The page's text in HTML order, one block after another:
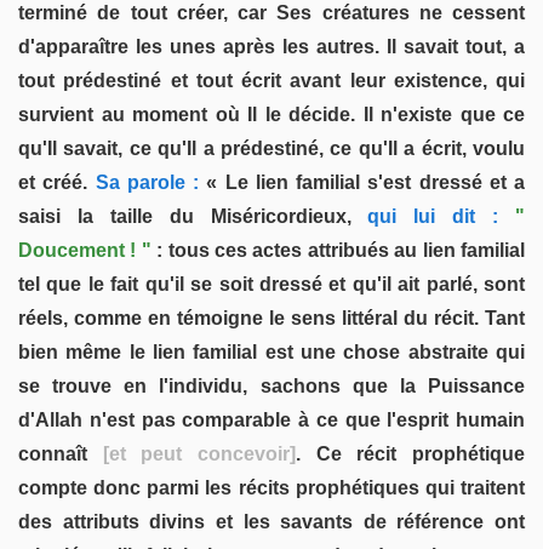
terminé de tout créer, car Ses créatures ne cessent
d'apparaître les unes après les autres. Il savait tout, a
tout prédestiné et tout écrit avant leur existence, qui
survient au moment où Il le décide. Il n'existe que ce
qu'Il savait, ce qu'Il a prédestiné, ce qu'Il a écrit, voulu
et créé. Sa parole : « Le lien familial s'est dressé et a
saisi la taille du Miséricordieux,qui lui dit :
"
Doucement ! " : tous ces actes attribués au lien familial
tel que le fait qu'il se soit dressé et qu'il ait parlé, sont
réels, comme en témoigne le sens littéral du récit. Tant
bien même le lien familial est une chose abstraite qui
se trouve en l'individu, sachons que la Puissance
d'Allah n'est pas comparable à ce que l'esprit humain
connaît
[et peut concevoir]. Ce récit prophétique
compte donc parmi les récits prophétiques qui traitent
des attributs divins et les savants de référence ont